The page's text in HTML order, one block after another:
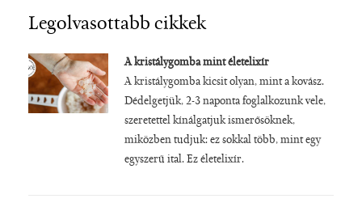
Legolvasottabb cikkek
A kristálygomba mint életelixír
A kristálygomba kicsit olyan, mint a kovász.
Dédelgetjük, 2-3 naponta foglalkozunk vele,
szeretettel kínálgatjuk ismerősöknek,
miközben tudjuk: ez sokkal több, mint egy
egyszerű ital. Ez életelixír.